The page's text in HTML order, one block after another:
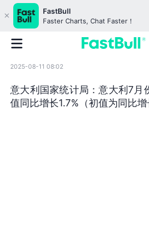
FastBull
Faster Charts, Chat Faster！
2025-08-11 08:02
意大利国家统计局：意大利7月
值同比增长1.7%（初值为同比增